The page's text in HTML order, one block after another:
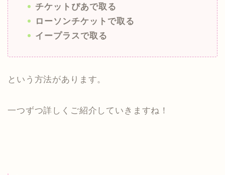
チケットぴあで取る
ローソンチケットで取る
イープラスで取る
という方法があります。
一つずつ詳しくご紹介していきますね！